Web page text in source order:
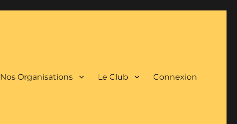
Nos Organisations Le Club Connexion